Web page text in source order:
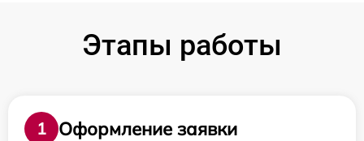
Этапы работы
1
Оформление заявки